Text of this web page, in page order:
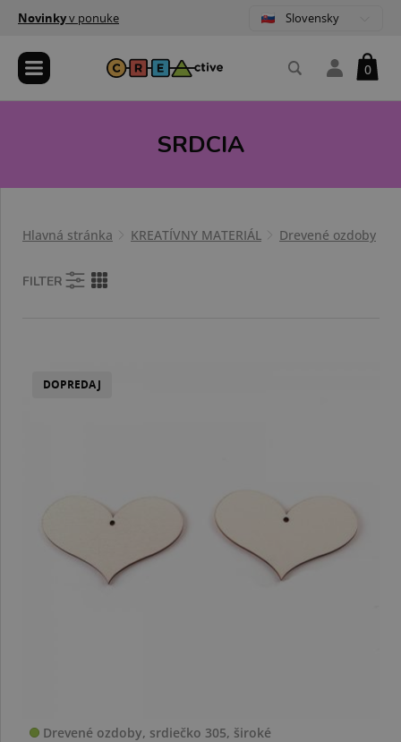
Novinkyv ponuke Slovensky
0
SRDCIA
Hlavná stránka KREATÍVNY MATERIÁL Drevené ozdoby
FILTER
DOPREDAJ
Drevené ozdoby, srdiečko 305, široké